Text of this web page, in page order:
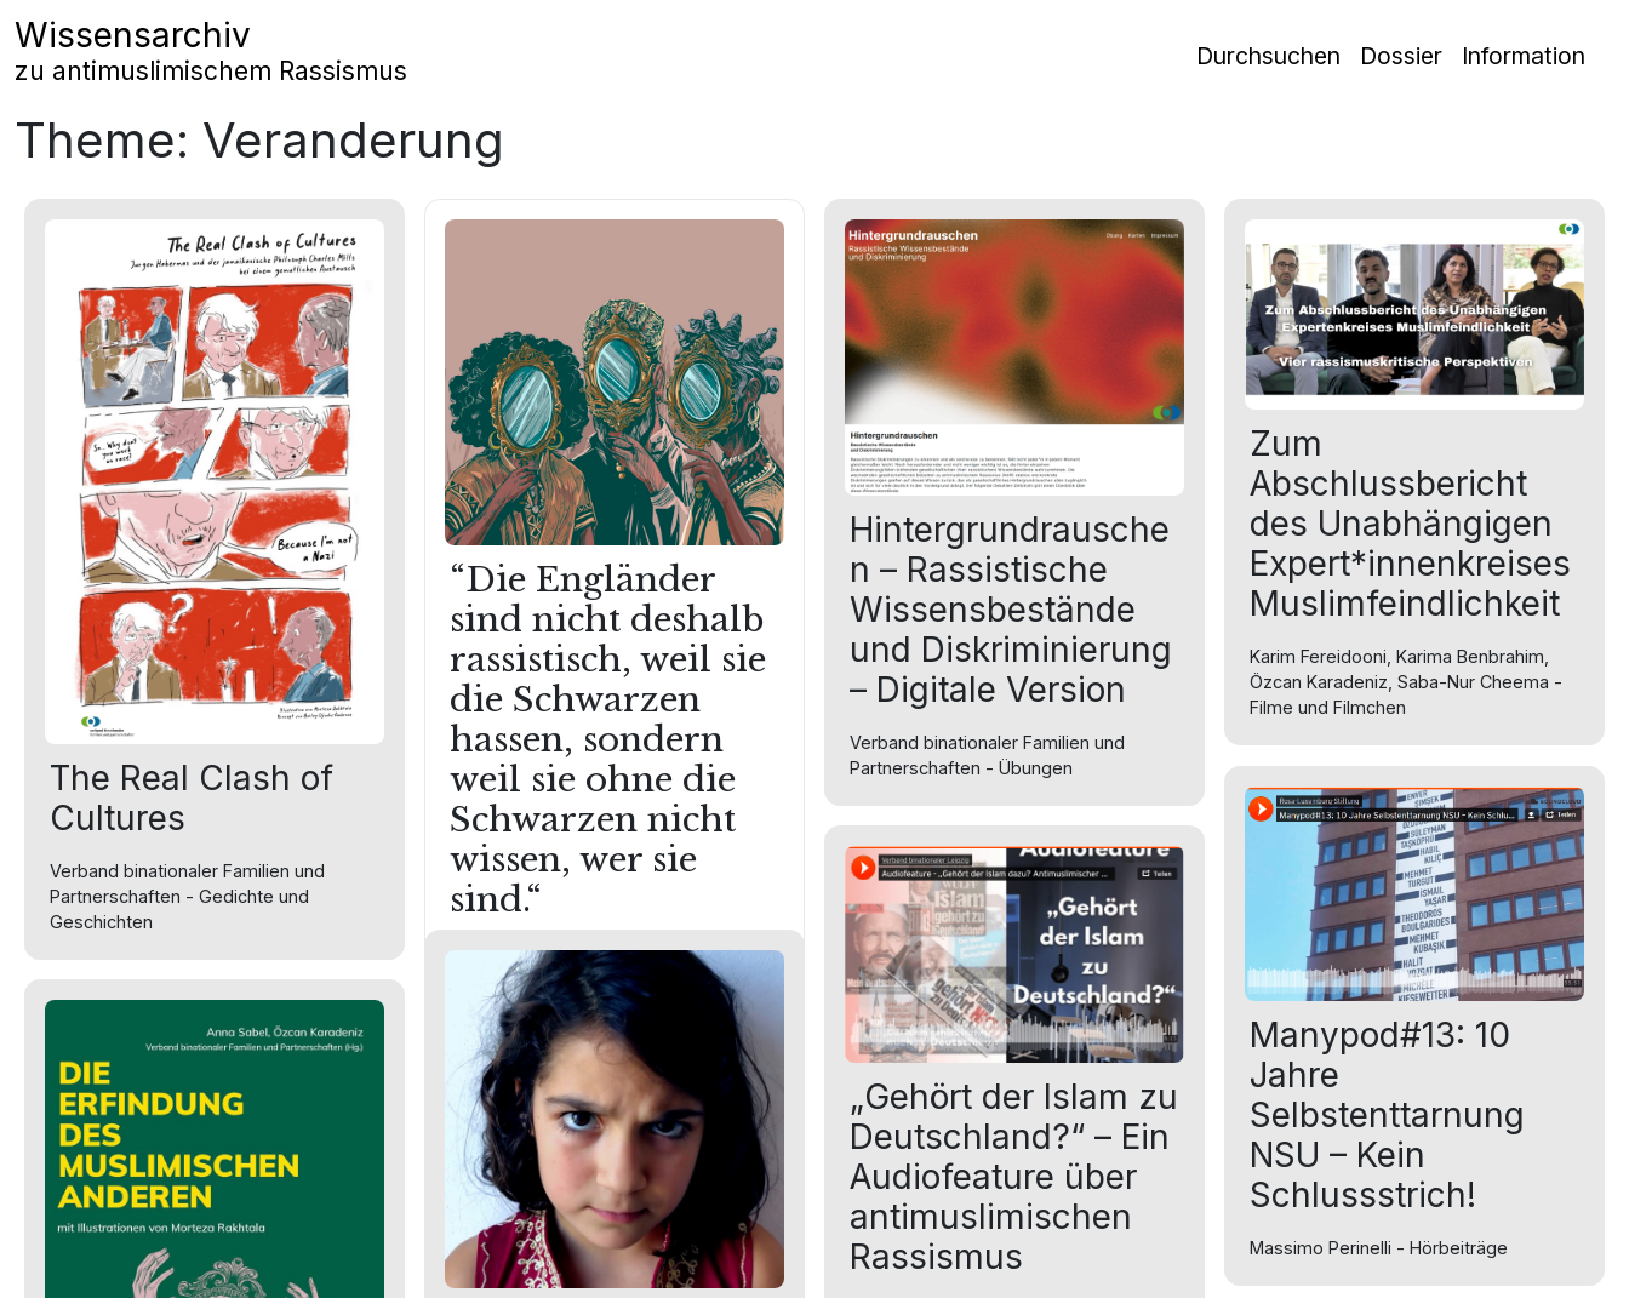
Zum Inhalt springen
Hauptnavigation
Wissensarchiv
zu antimuslimischem Rassismus Durchsuchen Dossier Information
Theme: Veranderung
The Real Clash of
Cultures
Verband binationaler Familien und
Partnerschaften - Gedichte und
Geschichten
“Die Engländer
sind nicht deshalb
rassistisch, weil sie
die Schwarzen
hassen, sondern
weil sie ohne die
Schwarzen nicht
wissen, wer sie
sind.“
Stuart Hall - Zitate
Hintergrundrausche
n – Rassistische
Wissensbestände
und Diskriminierung
– Digitale Version
Verband binationaler Familien und
Partnerschaften - Übungen
Zum
Abschlussbericht
des Unabhängigen
Expert*innenkreises
Muslimfeindlichkeit
Karim Fereidooni, Karima Benbrahim,
Özcan Karadeniz, Saba-Nur Cheema -
Filme und Filmchen
Manypod#13: 10
Jahre
Selbstenttarnung
NSU – Kein
Schlussstrich!
Massimo Perinelli - Hörbeiträge
„Gehört der Islam zu
Deutschland?“ – Ein
Audiofeature über
antimuslimischen
Rassismus